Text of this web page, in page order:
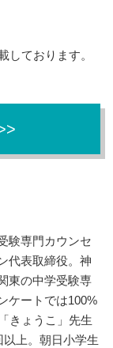
しております。
験専門カウンセ
代表取締役。神
東の中学受験専
ケートでは100%
きょうこ」先生
上。朝日小学生